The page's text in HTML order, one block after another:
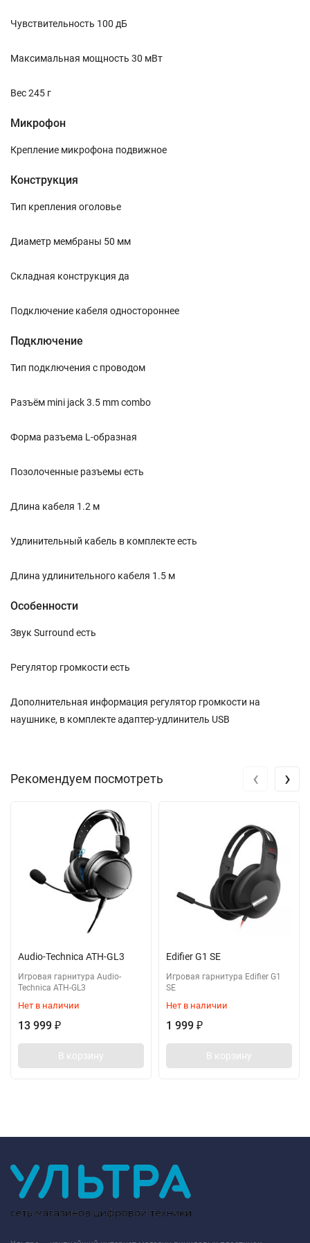
Чувствительность 100 дБ
Максимальная мощность 30 мВт
Вес 245 г
Микрофон
Крепление микрофона подвижное
Конструкция
Тип крепления оголовье
Диаметр мембраны 50 мм
Складная конструкция да
Подключение кабеля одностороннее
Подключение
Тип подключения с проводом
Разъём mini jack 3.5 mm combo
Форма разъема L-образная
Позолоченные разъемы есть
Длина кабеля 1.2 м
Удлинительный кабель в комплекте есть
Длина удлинительного кабеля 1.5 м
Особенности
Звук Surround есть
Регулятор громкости есть
Дополнительная информация регулятор громкости на
наушнике, в комплекте адаптер-удлинитель USB
Рекомендуем посмотреть
Audio-Technica ATH-GL3
Игровая гарнитура Audio-
Technica ATH-GL3
Нет в наличии
13 999 ₽
В корзину
Edifier G1 SE
Игровая гарнитура Edifier G1
SE
Нет в наличии
1 999 ₽
В корзину
‹ ›